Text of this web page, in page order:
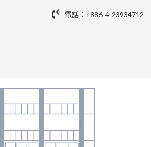
電話：+886-4-23934712